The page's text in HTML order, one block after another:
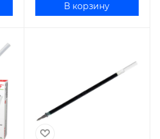
В корзину